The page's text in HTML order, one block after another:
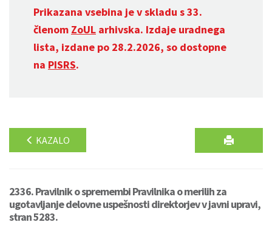
Prikazana vsebina je v skladu s 33.
členom ZoUL arhivska. Izdaje uradnega
lista, izdane po 28.2.2026, so dostopne
na PISRS.
KAZALO
2336. Pravilnik o spremembi Pravilnika o merilih za
ugotavljanje delovne uspešnosti direktorjev v javni upravi,
stran 5283.